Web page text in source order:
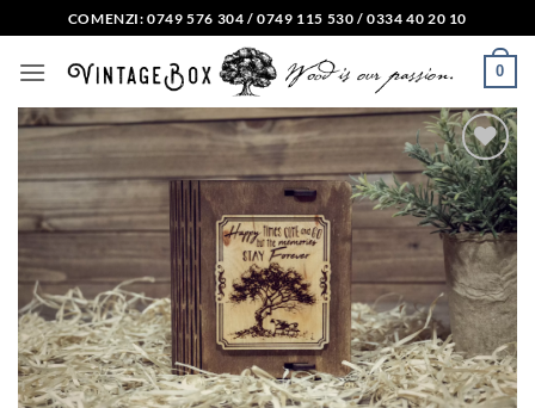
to
content
COMENZI: 0749 576 304 / 0749 115 530 / 0334 40 20 10
0
Adauga
in lista
de
dorinte